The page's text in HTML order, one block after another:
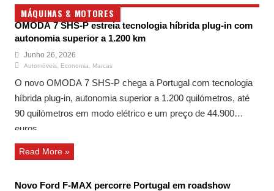
MÁQUINAS & MOTORES
OMODA 7 SHS-P estreia tecnologia híbrida plug-in com
autonomia superior a 1.200 km
Junho 26, 2026
Automóveis Economia Marcas
O novo OMODA 7 SHS-P chega a Portugal com tecnologia
híbrida plug-in, autonomia superior a 1.200 quilómetros, até
90 quilómetros em modo elétrico e um preço de 44.900
euros.
Read More »
Novo Ford F-MAX percorre Portugal em roadshow